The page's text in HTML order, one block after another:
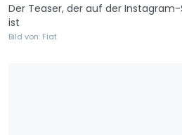
Der Teaser, der auf der
ist
Bild von: Fiat